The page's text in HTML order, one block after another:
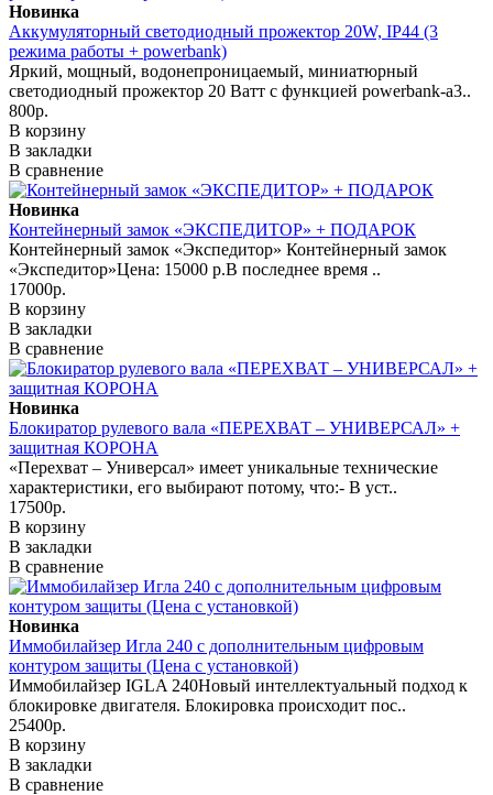
Новинка
Аккумуляторный светодиодный прожектор 20W, IP44 (3
режима работы + powerbank)
Яркий, мощный, водонепроницаемый, миниатюрный
светодиодный прожектор 20 Ватт с функцией powerbank-а3..
800р.
В корзину
В закладки
В сравнение
Новинка
Контейнерный замок «ЭКСПЕДИТОР» + ПОДАРОК
Контейнерный замок «Экспедитор» Контейнерный замок
«Экспедитор»Цена: 15000 р.В последнее время ..
17000р.
В корзину
В закладки
В сравнение
Новинка
Блокиратор рулевого вала «ПЕРЕХВАТ – УНИВЕРСАЛ» +
защитная КОРОНА
«Перехват – Универсал» имеет уникальные технические
характеристики, его выбирают потому, что:- В уст..
17500р.
В корзину
В закладки
В сравнение
Новинка
Иммобилайзер Игла 240 с дополнительным цифровым
контуром защиты (Цена с установкой)
Иммобилайзер IGLA 240Новый интеллектуальный подход к
блокировке двигателя. Блокировка происходит пос..
25400р.
В корзину
В закладки
В сравнение